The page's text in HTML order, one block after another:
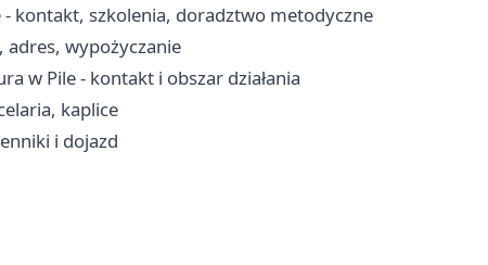
kontakt, szkolenia, doradztwo metodyczne
adres, wypożyczanie
w Pile - kontakt i obszar działania
kaplice
i dojazd